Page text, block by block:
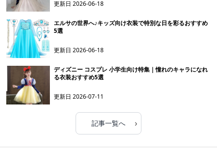
更新日2026-06-18
エルサの世界へ♪キッズ向け衣装で特別な日を彩るおすすめ
5選
更新日2026-06-18
ディズニー コスプレ 小学生向け特集｜憧れのキャラになれ
る衣装おすすめ5選
更新日2026-07-11
記事一覧へ ›